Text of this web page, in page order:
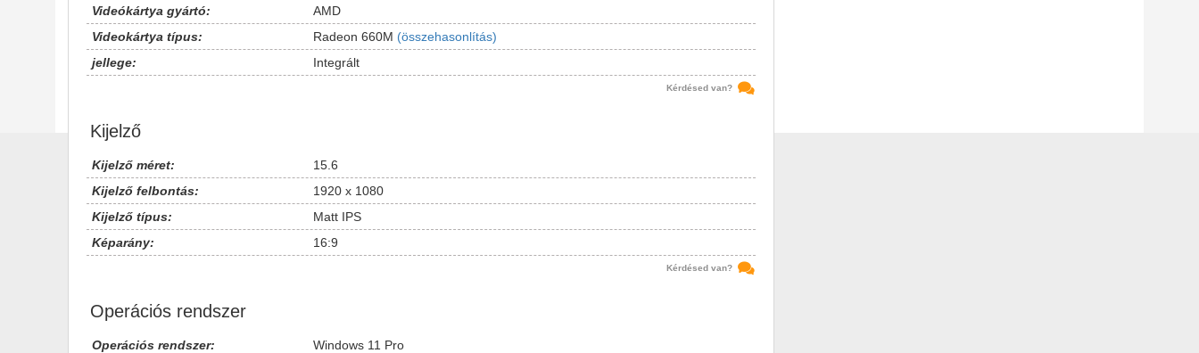
Videókártya gyártó:
AMD
Videokártya típus:
Radeon 660M (összehasonlítás)
jellege:
Integrált
Kérdésed van?
Kijelző
Kijelző méret:
15.6
Kijelző felbontás:
1920 x 1080
Kijelző típus:
Matt IPS
Képarány:
16:9
Kérdésed van?
Operációs rendszer
Operációs rendszer: Windows 11 Pro